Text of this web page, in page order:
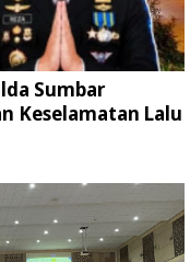
Sumbar
Keselamatan Lalu